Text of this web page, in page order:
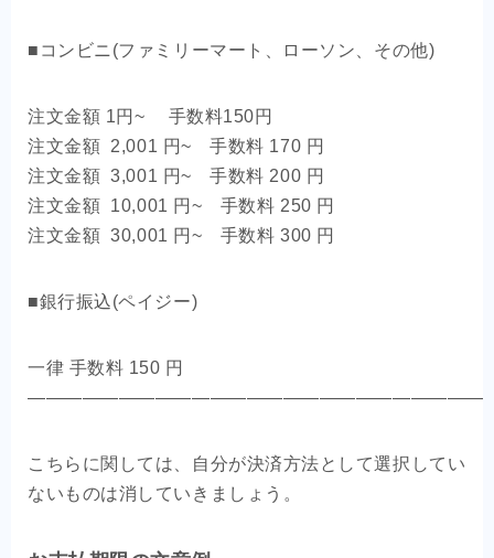
■コンビニ(ファミリーマート、ローソン、その他)
注文金額 1円~ 手数料150円
注文金額 2,001 円~ 手数料 170 円
注文金額 3,001 円~ 手数料 200 円
注文金額 10,001 円~ 手数料 250 円
注文金額 30,001 円~ 手数料 300 円
■銀行振込(ペイジー)
一律 手数料 150 円
こちらに関しては、自分が決済方法として選択してい
ないものは消していきましょう。